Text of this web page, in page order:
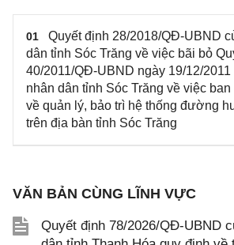
01
Quyết định 28/2018/QĐ-UBND
dân tỉnh Sóc Trăng về việc bãi bỏ
40/2011/QĐ-UBND ngày 19/12/2011
nhân dân tỉnh Sóc Trăng về việc
về quản lý, bảo trì hệ thống đường
trên địa bàn tỉnh Sóc Trăng
VĂN BẢN CÙNG LĨNH VỰC
Quyết định 78/2026/QĐ-UBND